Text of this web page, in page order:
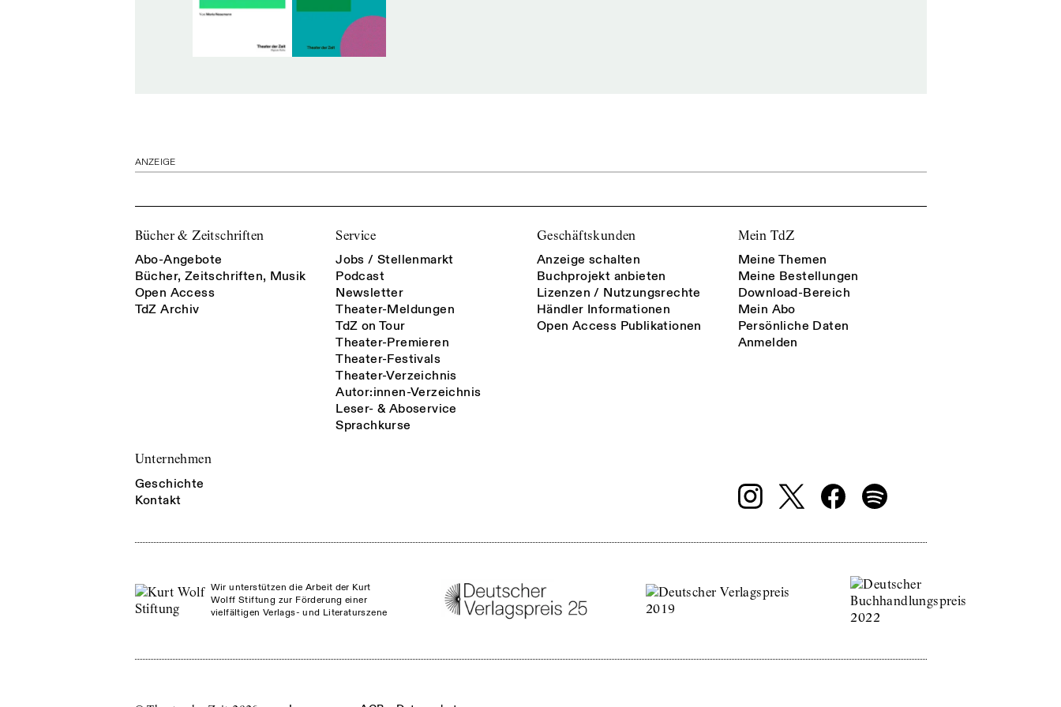
ANZEIGE
Bücher & Zeitschriften
Abo-Angebote
Bücher, Zeitschriften, Musik
Open Access
TdZ Archiv
Service
Jobs / Stellenmarkt
Podcast
Newsletter
Theater-Meldungen
TdZ on Tour
Theater-Premieren
Theater-Festivals
Theater-Verzeichnis
Autor:innen-Verzeichnis
Leser- & Aboservice
Sprachkurse
Geschäftskunden
Anzeige schalten
Buchprojekt anbieten
Lizenzen / Nutzungsrechte
Händler Informationen
Open Access Publikationen
Mein TdZ
Meine Themen
Meine Bestellungen
Download-Bereich
Mein Abo
Persönliche Daten
Anmelden
Unternehmen
Geschichte
Kontakt
Wir unterstützen die Arbeit der Kurt
Wolff Stiftung zur Förderung einer
vielfältigen Verlags- und Literaturszene